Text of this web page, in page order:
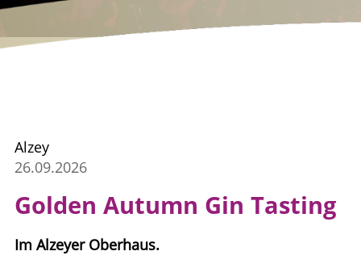
Alzey
26.09.2026
Golden Autumn Gin Tasting
Im Alzeyer Oberhaus.